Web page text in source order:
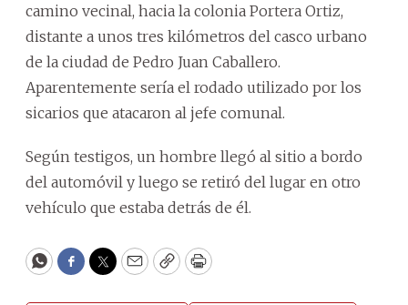
camino vecinal, hacia la colonia Portera Ortiz,
distante a unos tres kilómetros del casco urbano
de la ciudad de Pedro Juan Caballero.
Aparentemente sería el rodado utilizado por los
sicarios que atacaron al jefe comunal.
Según testigos, un hombre llegó al sitio a bordo
del automóvil y luego se retiró del lugar en otro
vehículo que estaba detrás de él.
WhatsApp
Facebook
Twitter
EmailCopyPrint